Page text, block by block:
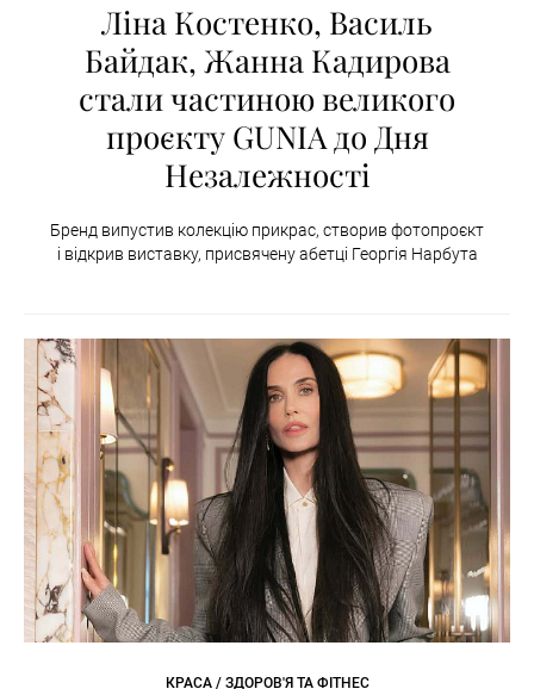
Ліна Костенко, Василь
Байдак, Жанна Кадирова
стали частиною великого
проєкту GUNIA до Дня
Незалежності
Бренд випустив колекцію прикрас, створив фотопроєкт
і відкрив виставку, присвячену абетці Георгія Нарбута
КРАСА / ЗДОРОВ'Я ТА ФІТНЕС